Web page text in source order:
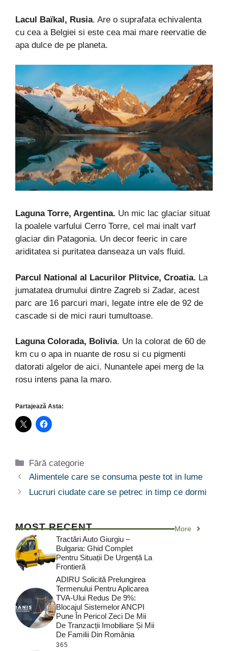
Lacul Baïkal, Rusia. Are o suprafata echivalenta
cu cea a Belgiei si este cea mai mare reervatie de
apa dulce de pe planeta.
Laguna Torre, Argentina. Un mic lac glaciar situat
la poalele varfului Cerro Torre, cel mai inalt varf
glaciar din Patagonia. Un decor feeric in care
ariditatea si puritatea danseaza un vals fluid.
Parcul National al Lacurilor Plitvice, Croatia. La
jumatatea drumului dintre Zagreb si Zadar, acest
parc are 16 parcuri mari, legate intre ele de 92 de
cascade si de mici rauri tumultoase.
Laguna Colorada, Bolivia. Un la colorat de 60 de
km cu o apa in nuante de rosu si cu pigmenti
datorati algelor de aici. Nunantele apei merg de la
rosu intens pana la maro.
Partajează Asta:
Categorii
Fără categorie
Alimentele care se consuma peste tot in lume
Lucruri ciudate care se petrec in timp ce dormi
MOST RECENT More
Tractări Auto Giurgiu –
Bulgaria: Ghid Complet
Pentru Situații De Urgență La
Frontieră
ADIRU Solicită Prelungirea
Termenului Pentru Aplicarea
TVA-Ului Redus De 9%:
Blocajul Sistemelor ANCPI
Pune În Pericol Zeci De Mii
De Tranzacții Imobiliare Și Mii
De Familii Din România
365